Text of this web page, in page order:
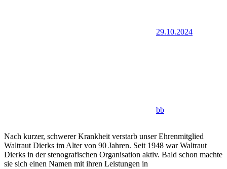
29.10.2024
bb
Nach kurzer, schwerer Krankheit verstarb unser Ehrenmitglied
Waltraut Dierks im Alter von 90 Jahren. Seit 1948 war Waltraut
Dierks in der stenografischen Organisation aktiv. Bald schon machte
sie sich einen Namen mit ihren Leistungen in